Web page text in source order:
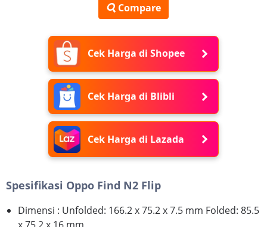
Compare
Cek Harga di Shopee
Cek Harga di Blibli
Cek Harga di Lazada
Spesifikasi Oppo Find N2 Flip
Dimensi : Unfolded: 166.2 x 75.2 x 7.5 mm Folded: 85.5